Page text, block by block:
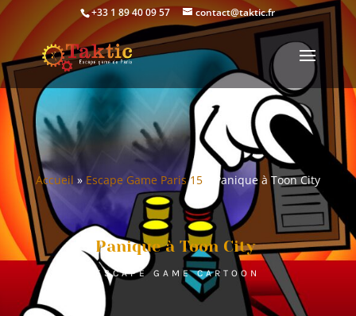
+33 1 89 40 09 57 contact@taktic.fr
Accueil»Escape Game Paris 15» Panique à Toon City
Panique à Toon City
ESCAPE GAME CARTOON